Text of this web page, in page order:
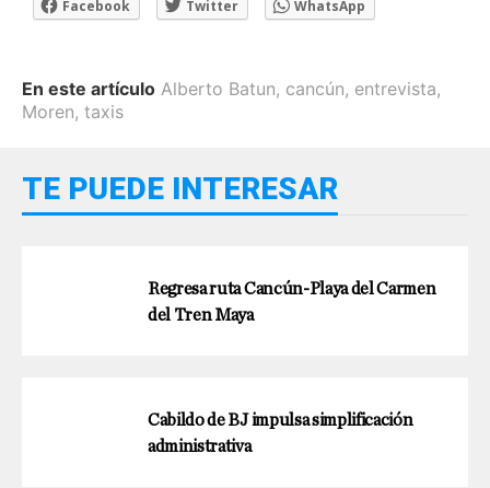
Facebook Twitter WhatsApp
En este artículo Alberto Batun, cancún, entrevista,
Moren, taxis
TE PUEDE INTERESAR
Regresa ruta Cancún-Playa del Carmen
del Tren Maya
Cabildo de BJ impulsa simplificación
administrativa